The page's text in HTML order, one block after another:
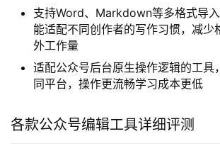
支持Word、Markdown等多格式导入
能适配不同创作者的写作习惯，减少
外工作量
适配公众号后台原生操作逻辑的工具
同平台，操作更流畅学习成本更低
各款公众号编辑工具详细评测